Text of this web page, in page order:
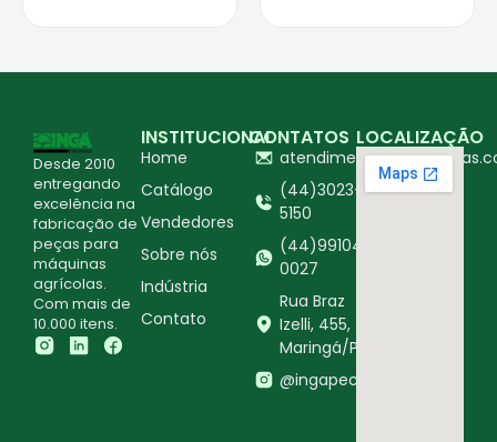
Desde 2010
entregando
excelência na
fabricação de
peças para
máquinas
agrícolas.
Com mais de
10.000 itens.
INSTITUCIONAL
Home
Catálogo
Vendedores
Sobre nós
Indústria
Contato
CONTATOS
(44)3023-
5150
(44)99104-
0027
Rua Braz
Izelli, 455,
Maringá/PR
@ingapecasagricolas
LOCALIZAÇÃO